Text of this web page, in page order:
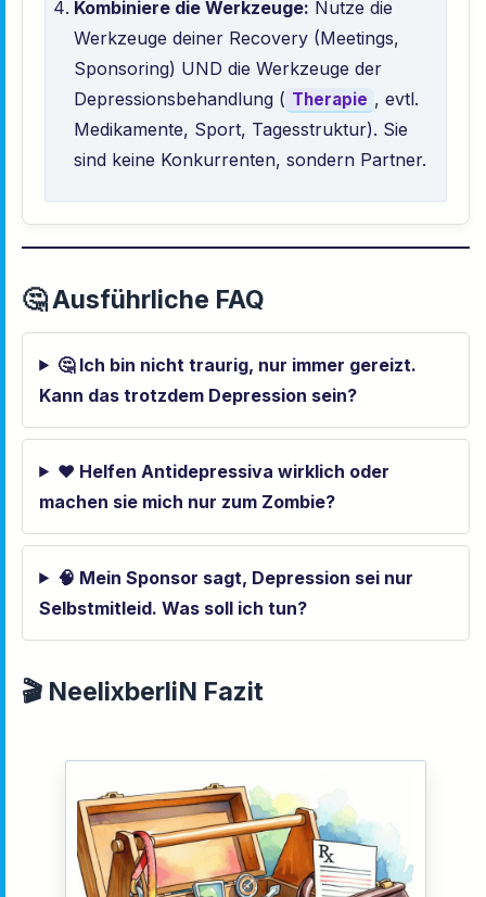
Kombiniere die Werkzeuge: Nutze die
Werkzeuge deiner Recovery (Meetings,
Sponsoring) UND die Werkzeuge der
Depressionsbehandlung ( Therapie , evtl.
Medikamente, Sport, Tagesstruktur). Sie
sind keine Konkurrenten, sondern Partner.
🤔 Ausführliche FAQ
🤔 Ich bin nicht traurig, nur immer gereizt.
Kann das trotzdem Depression sein?
❤️ Helfen Antidepressiva wirklich oder
machen sie mich nur zum Zombie?
🧠 Mein Sponsor sagt, Depression sei nur
Selbstmitleid. Was soll ich tun?
🎬 NeelixberliN Fazit